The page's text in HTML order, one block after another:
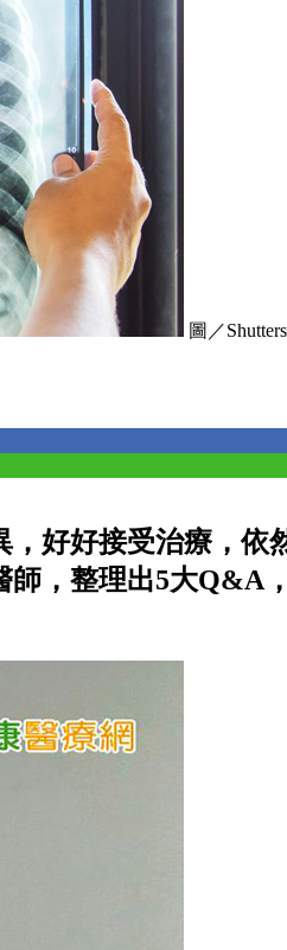
圖／
好好接受治療，依
，整理出5大Q&A